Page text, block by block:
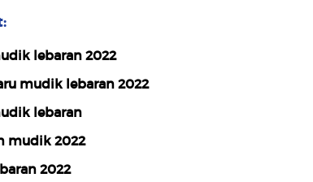
lebaran 2022
mudik lebaran 2022
lebaran
mudik 2022
2022